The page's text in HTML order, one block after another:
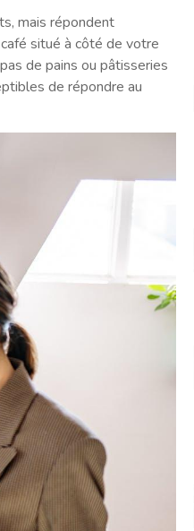
mais répondent
situé à côté de votre
de pains ou pâtisseries
de répondre au